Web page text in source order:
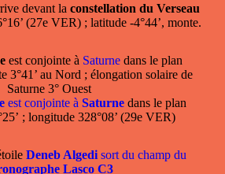
devant la constellation du Verseau
(27e VER) ; latitude -4°44’, monte.
est conjointe à Saturnedans le plan
3°41’ au Nord ; élongation solaire de
Saturne 3° Ouest
est conjointe à Saturnedans le plan
; longitude 328°08’ (29e VER)
Deneb Algedisort du champ du
Lasco C3